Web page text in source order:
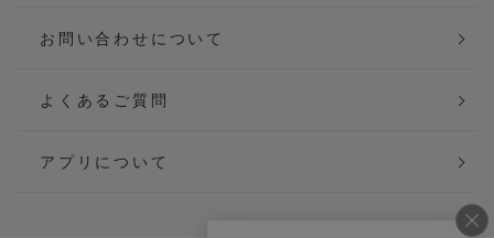
お問い合わせについて
よくあるご質問
アプリについて